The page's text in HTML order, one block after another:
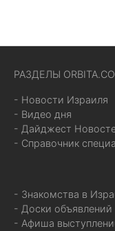
РАЗДЕЛЫ
- Новости Израиля
- Видео дня
- Дайджест
- Справочник
- Знакомства в
- Доски объявлений
- Афиша